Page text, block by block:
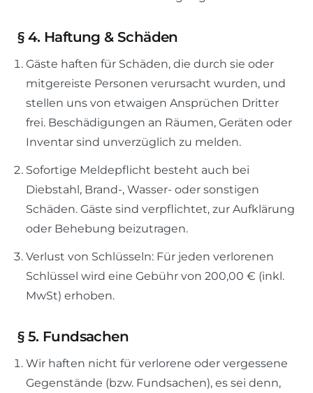
§ 4. Haftung & Schäden
Gäste haften für Schäden, die durch sie oder
mitgereiste Personen verursacht wurden, und
stellen uns von etwaigen Ansprüchen Dritter
frei. Beschädigungen an Räumen, Geräten oder
Inventar sind unverzüglich zu melden.
Sofortige Meldepflicht besteht auch bei
Diebstahl, Brand-, Wasser- oder sonstigen
Schäden. Gäste sind verpflichtet, zur Aufklärung
oder Behebung beizutragen.
Verlust von Schlüsseln: Für jeden verlorenen
Schlüssel wird eine Gebühr von 200,00 € (inkl.
MwSt) erhoben.
§ 5. Fundsachen
Wir haften nicht für verlorene oder vergessene
Gegenstände (bzw. Fundsachen), es sei denn,